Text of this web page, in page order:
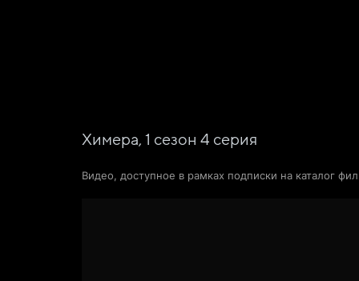
Химера, 1 сезон 4 серия
Видео, доступное в рамках подписки на каталог